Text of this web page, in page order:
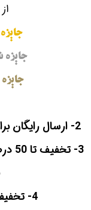
جایزه نفر
جایزه نفر
جایزه نفر
2- ارسال رایگان
3-
4-